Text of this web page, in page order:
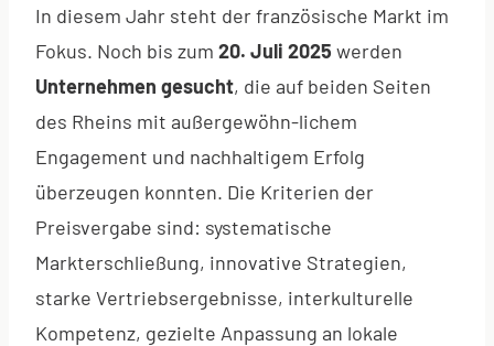
In diesem Jahr steht der französische Markt im
Fokus. Noch bis zum 20. Juli 2025 werden
Unternehmen gesucht, die auf beiden Seiten
des Rheins mit außergewöhn-lichem
Engagement und nachhaltigem Erfolg
überzeugen konnten. Die Kriterien der
Preisvergabe sind: systematische
Markterschließung, innovative Strategien,
starke Vertriebsergebnisse, interkulturelle
Kompetenz, gezielte Anpassung an lokale